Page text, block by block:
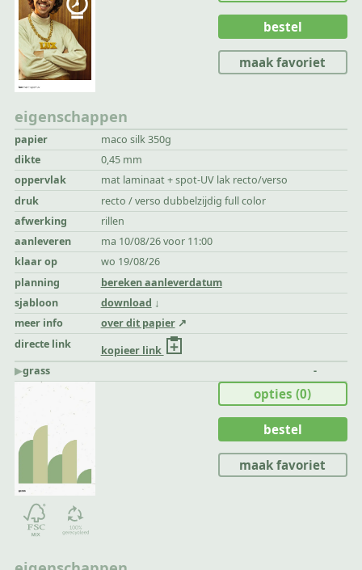
eigenschappen
papier
maco silk 350g
dikte
0,45 mm
oppervlak
mat laminaat + spot-UV lak recto/verso
druk
recto / verso dubbelzijdig full color
afwerking
rillen
aanleveren
ma 10/08/26 voor 11:00
klaar op
wo 19/08/26
planning
bereken aanleverdatum
sjabloon
download
meer info
over dit papier
directe link
kopieer link
bestel
maak favoriet
▶︎grass -
opties(0)
bestel
maak favoriet